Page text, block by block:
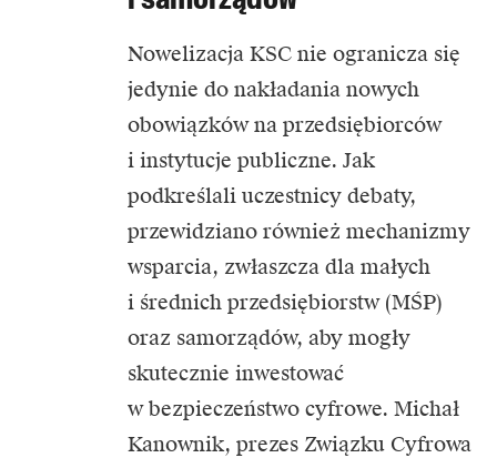
Nowelizacja KSC nie ogranicza się
jedynie do nakładania nowych
obowiązków na przedsiębiorców
i instytucje publiczne. Jak
podkreślali uczestnicy debaty,
przewidziano również mechanizmy
wsparcia, zwłaszcza dla małych
i średnich przedsiębiorstw (MŚP)
oraz samorządów, aby mogły
skutecznie inwestować
w bezpieczeństwo cyfrowe. Michał
Kanownik, prezes Związku Cyfrowa